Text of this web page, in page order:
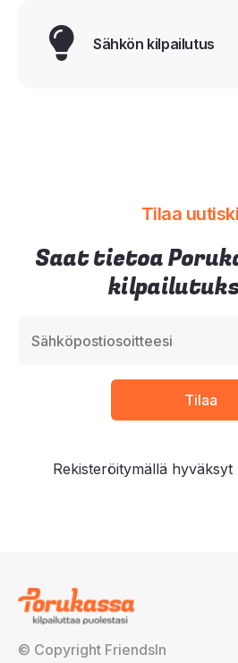
Sähkön kilpailutus
Tilaa
Saat tietoa
Rekisteröitymällä hyväksyt
© Copyright FriendsIn